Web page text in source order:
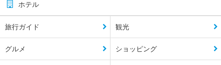
ホテル
旅行ガイド 観光
グルメ ショッピング